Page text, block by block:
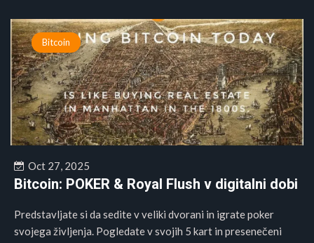
Bitcoin
Oct 27, 2025
Bitcoin: POKER & Royal Flush v digitalni dobi
Predstavljate si da sedite v veliki dvorani in igrate poker
svojega življenja. Pogledate v svojih 5 kart in presenečeni